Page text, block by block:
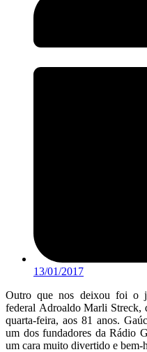
13/01/2017
Outro que nos deixou foi o
federal Adroaldo Marli Streck,
quarta-feira, aos 81 anos.
um dos fundadores da Rádio
um cara muito divertido e